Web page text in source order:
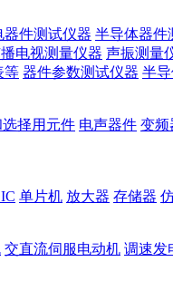
器件测试仪器 半导体器件
电视测量仪器 声振测量
等 器件参数测试仪器 半
择用元件 电声器件 变频
单片机 放大器 存储器
交直流伺服电动机 调速发